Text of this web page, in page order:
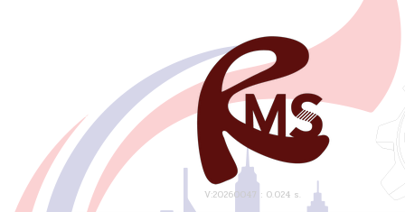
V:20260047 : 0.024 s.